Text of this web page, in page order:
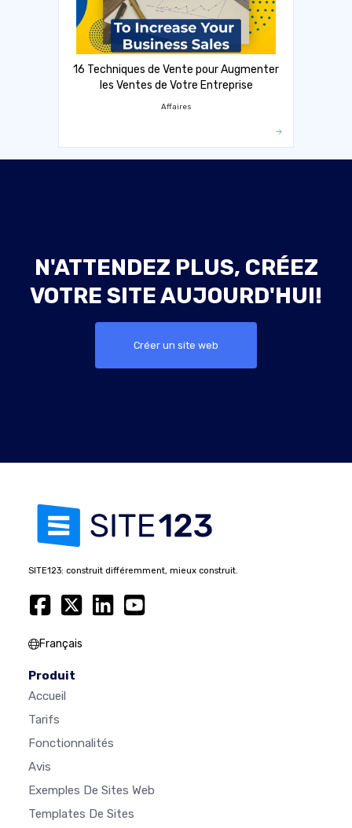
16 Techniques de Vente pour Augmenter
les Ventes de Votre Entreprise
Affaires
N'ATTENDEZ PLUS, CRÉEZ
VOTRE SITE AUJOURD'HUI!
Créer un site web
SITE123: construit différemment, mieux construit.
Français
Produit
Accueil
Tarifs
Fonctionnalités
Avis
Exemples De Sites Web
Templates De Sites